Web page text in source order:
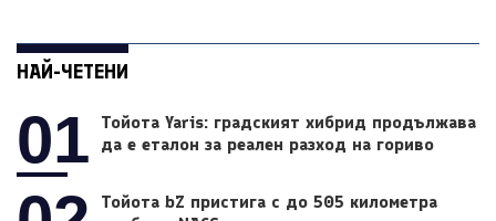
НАЙ-ЧЕТЕНИ
01
Тойота Yaris: градският хибрид продължава
да е еталон за реален разход на гориво
Тойота bZ пристига с до 505 километра